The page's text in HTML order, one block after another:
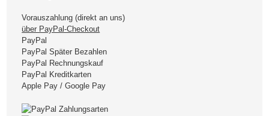
Vorauszahlung (direkt an uns)
über PayPal-Checkout
PayPal
PayPal Später Bezahlen
PayPal Rechnungskauf
PayPal Kreditkarten
Apple Pay / Google Pay